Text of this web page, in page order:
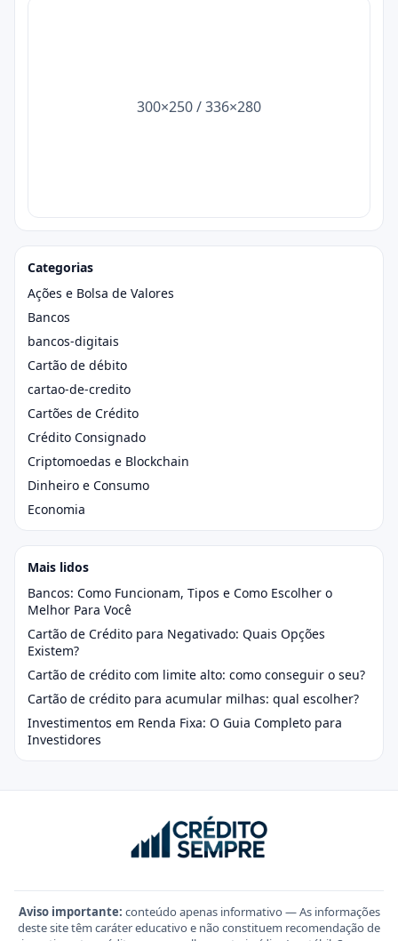
300×250 / 336×280
Categorias
Ações e Bolsa de Valores
Bancos
bancos-digitais
Cartão de débito
cartao-de-credito
Cartões de Crédito
Crédito Consignado
Criptomoedas e Blockchain
Dinheiro e Consumo
Economia
Mais lidos
Bancos: Como Funcionam, Tipos e Como Escolher o
Melhor Para Você
Cartão de Crédito para Negativado: Quais Opções
Existem?
Cartão de crédito com limite alto: como conseguir o seu?
Cartão de crédito para acumular milhas: qual escolher?
Investimentos em Renda Fixa: O Guia Completo para
Investidores
Aviso importante: conteúdo apenas informativo — As informações
deste site têm caráter educativo e não constituem recomendação de